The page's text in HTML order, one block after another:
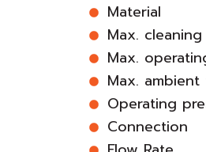
Material
Max.
Max.
Max.
Operating
Connection